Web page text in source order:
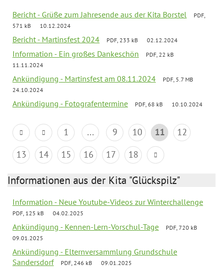
Bericht - Grüße zum Jahresende aus der Kita Borstel
PDF,
571 kB
10.12.2024
Bericht - Martinsfest 2024 PDF, 233 kB 02.12.2024
Information - Ein großes Dankeschön
PDF, 22 kB
11.11.2024
Ankündigung - Martinsfest am 08.11.2024
PDF, 5.7 MB
24.10.2024
Ankündigung - Fotografentermine PDF, 68 kB 10.10.2024
1 ... 9 10 11
12
13
14 15 16 17 18
Informationen aus der Kita "Glückspilz"
Information - Neue Youtube-Videos zur Winterchallenge
PDF, 125 kB 04.02.2025
Ankündigung - Kennen-Lern-Vorschul-Tage
PDF, 720 kB
09.01.2025
Ankündigung - Elternversammlung Grundschule
Sandersdorf
PDF, 246 kB 09.01.2025